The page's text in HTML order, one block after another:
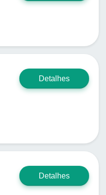
Detalhes
Detalhes